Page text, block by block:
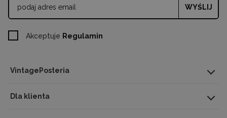
VintagePosteria
Dla klienta
WYŚLIJ
Akceptuje Regulamin